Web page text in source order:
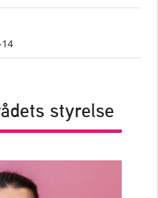
styrelse